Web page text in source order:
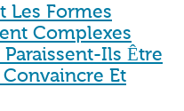
Les Formes
Complexes
Ils Être
Et